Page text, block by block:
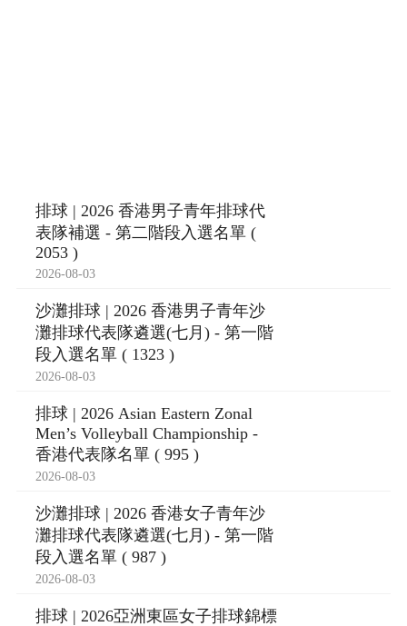
排球 | 2026 香港男子青年排球代
表隊補選 - 第二階段入選名單 (
2053 )
2026-08-03
沙灘排球 | 2026 香港男子青年沙
灘排球代表隊遴選(七月) - 第一階
段入選名單 ( 1323 )
2026-08-03
排球 | 2026 Asian Eastern Zonal
Men’s Volleyball Championship -
香港代表隊名單 ( 995 )
2026-08-03
沙灘排球 | 2026 香港女子青年沙
灘排球代表隊遴選(七月) - 第一階
段入選名單 ( 987 )
2026-08-03
排球 | 2026亞洲東區女子排球錦標